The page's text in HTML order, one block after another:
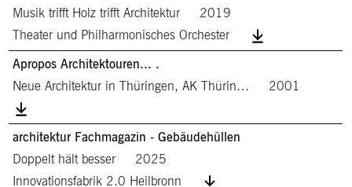
Musik trifft Holz trifft Architektur
2019
Theater und Philharmonisches Orchester
Apropos Architektouren... .
Neue Architektur in Thüringen, AK Thürin…
2001
architektur Fachmagazin - Gebäudehüllen
Doppelt hält besser
2025
Innovationsfabrik 2.0 Heilbronn